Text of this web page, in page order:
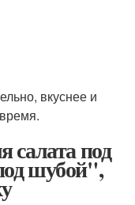
вкуснее и
салата под
шубой",